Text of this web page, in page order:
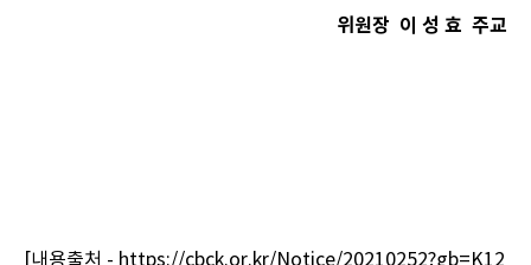
위원장 이 성 효 주교
[내용출처 - https://cbck.or.kr/Notice/20210252?gb=K12